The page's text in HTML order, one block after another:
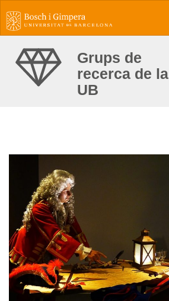
Grups de
recerca de la
UB